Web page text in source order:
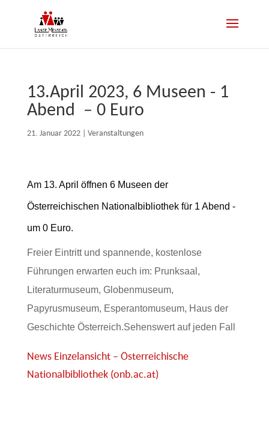
13.April 2023, 6 Museen ­- 1
Abend ­ – 0 Euro
21. Januar 2022| Veranstaltungen
Am 13. April öffnen 6 Museen der
Österreichischen Nationalbibliothek für ­1 Abend ­
um 0 Euro.
Freier Eintritt und spannende, kostenlose
Führungen erwarten euch im: Prunksaal,
Literaturmuseum, Globenmuseum,
Papyrusmuseum, Esperantomuseum, Haus der
Geschichte Österreich.Sehenswert auf jeden Fall
News Einzelansicht – Österreichische
Nationalbibliothek (onb.ac.at)